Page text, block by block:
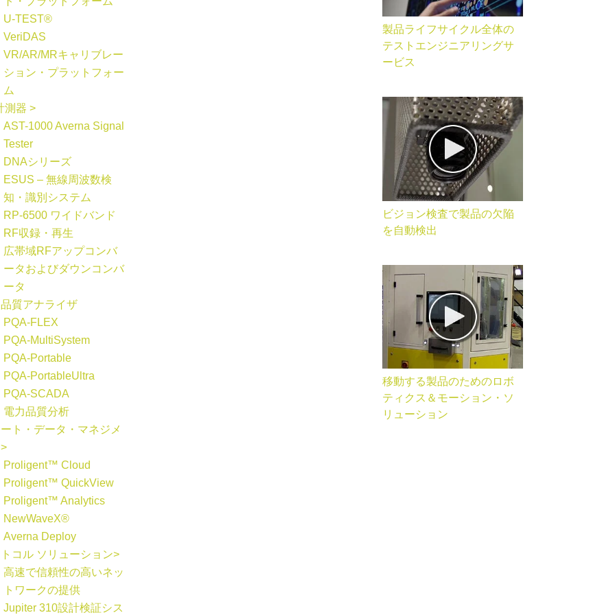
U-TEST®
VeriDAS
VR/AR/MRキャリブレー
ション・プラットフォー
ム
測器 >
AST-1000 Averna Signal
Tester
DNAシリーズ
ESUS – 無線周波数検
知・識別システム
RP-6500 ワイドバンド
RF収録・再生
広帯域RFアップコンバ
ータおよびダウンコンバ
ータ
質アナライザ
PQA-FLEX
PQA-MultiSystem
PQA-Portable
PQA-PortableUltra
PQA-SCADA
電力品質分析
ト・データ・マネジメ
Proligent™ Cloud
Proligent™ QuickView
Proligent™ Analytics
NewWaveX®
Averna Deploy
コル ソリューション>
高速で信頼性の高いネッ
トワークの提供
Jupiter 310設計検証シス
製品ライフサイクル全体の
テストエンジニアリングサ
ービス
ビジョン検査で製品の欠陥
を自動検出
移動する製品のためのロボ
ティクス＆モーション・ソ
リューション